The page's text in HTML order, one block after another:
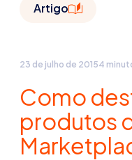
Artigo
23 de julho de 20154
Como
produtos